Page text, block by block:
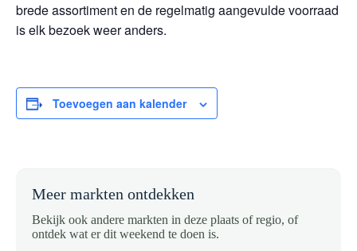
brede assortiment en de regelmatig aangevulde voorraad
is elk bezoek weer anders.
Toevoegen aan kalender
Meer markten ontdekken
Bekijk ook andere markten in deze plaats of regio, of
ontdek wat er dit weekend te doen is.